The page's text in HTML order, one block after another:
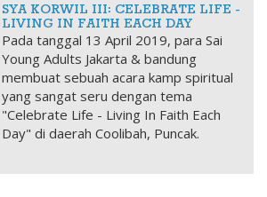
SYA KORWIL III: CELEBRATE LIFE -
LIVING IN FAITH EACH DAY
Pada tanggal 13 April 2019, para Sai
Young Adults Jakarta & bandung
membuat sebuah acara kamp spiritual
yang sangat seru dengan tema
"Celebrate Life - Living In Faith Each
Day" di daerah Coolibah, Puncak.